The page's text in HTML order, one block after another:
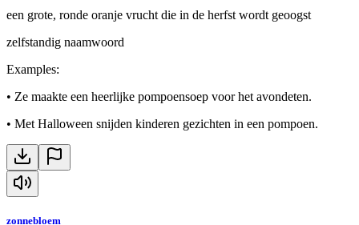
een grote, ronde oranje vrucht die in de herfst wordt geoogst
zelfstandig naamwoord
Examples:
• Ze maakte een heerlijke pompoensoep voor het avondeten.
• Met Halloween snijden kinderen gezichten in een pompoen.
zonnebloem